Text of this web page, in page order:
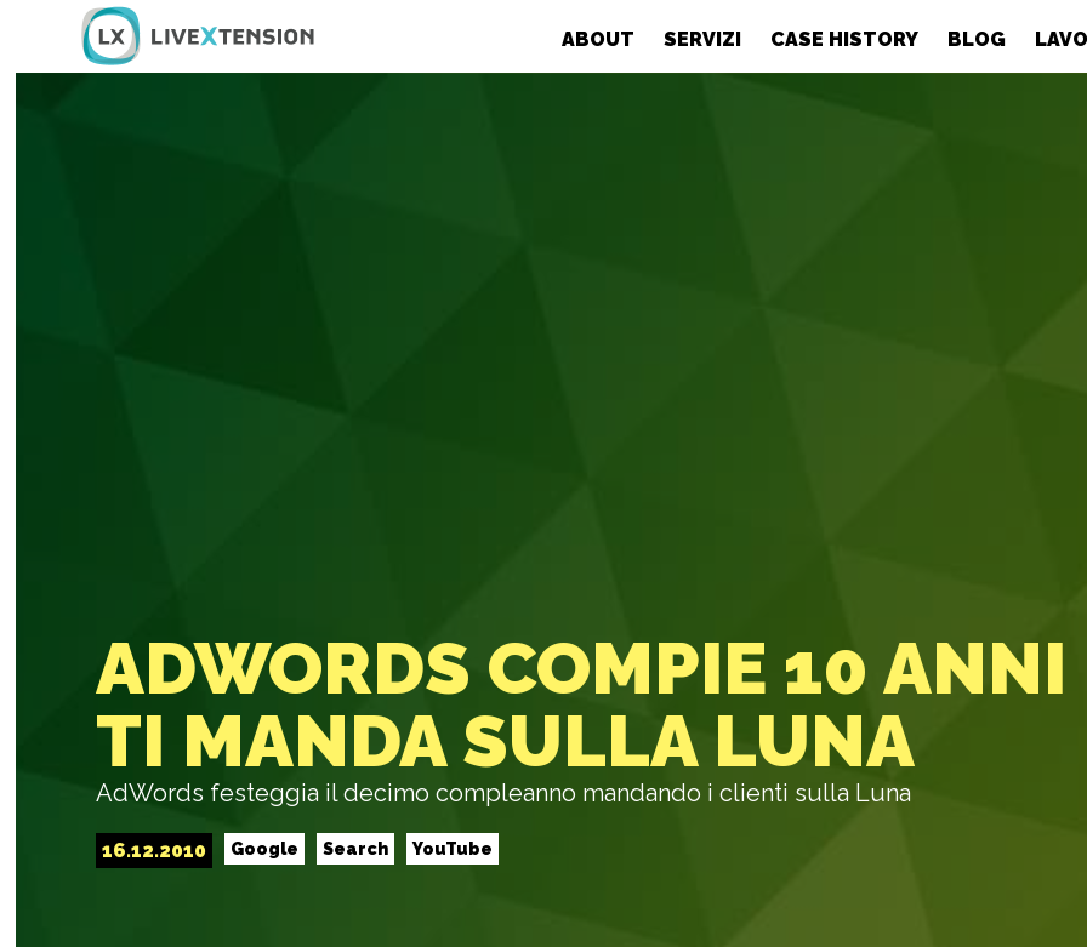
ABOUT SERVIZI CASE HISTORY BLOG
ADWORDS COMPIE 10 ANNI
TI MANDA SULLA LUNA
AdWords festeggia il decimo compleanno mandando i clienti sulla Luna
16.12.2010 Google Search YouTube